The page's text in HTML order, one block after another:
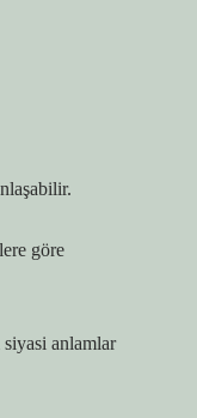
göre
anlamlar